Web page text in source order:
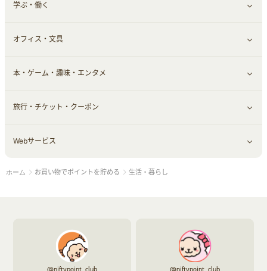
その他投資
その他金融
住まい・暮らし
不動産
引越し
エコ・エネルギー
車情報・カーシェア・レンタル
中古車
お役立ち
すべて見る
ギフト・贈答品
学ぶ・働く
すべて見る
習い事・学習・学校
仕事・転職
オフィス・文具
すべて見る
オフィス・文具
本・ゲーム・趣味・エンタメ
すべて見る
ゲーム・趣味
音楽・シネマ・エンタメ
旅行・チケット・クーポン
すべて見る
旅行・レジャー・航空券・宿泊
Webサービス
すべて見る
ホーム お買い物でポイントを貯める 生活・暮らし